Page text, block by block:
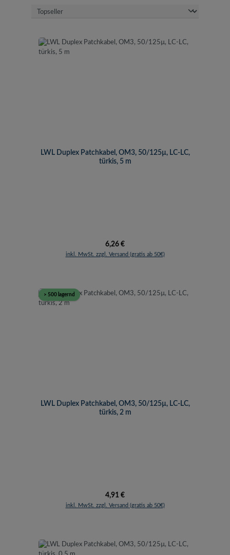
LWL Duplex Patchkabel, OM3, 50/125µ, LC-LC,
türkis, 5 m
Regulärer Preis:
6,26 €
inkl. MwSt. zzgl. Versand (gratis ab 50€)
> 500 lagernd
LWL Duplex Patchkabel, OM3, 50/125µ, LC-LC,
türkis, 2 m
Regulärer Preis:
4,91 €
inkl. MwSt. zzgl. Versand (gratis ab 50€)